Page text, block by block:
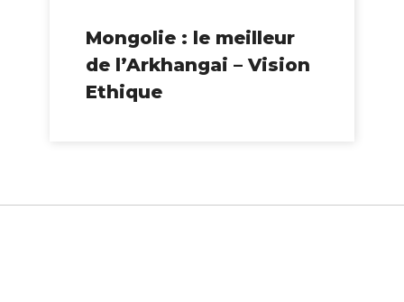
Mongolie : le meilleur
de l’Arkhangai – Vision
Ethique